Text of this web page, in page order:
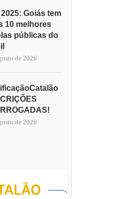
2025: Goiás tem
10 melhores
públicas do
de 2026
de 2026